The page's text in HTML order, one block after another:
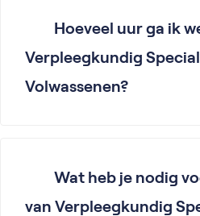
Hoeveel uur ga ik
Verpleegkundig
Volwassenen?
Wat heb je nodig
van Verpleegkundig